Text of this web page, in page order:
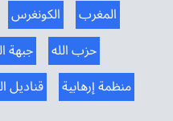
الكونغرس
المغرب
جبهة
حزب الله
قناديل
منظمة إرهابية